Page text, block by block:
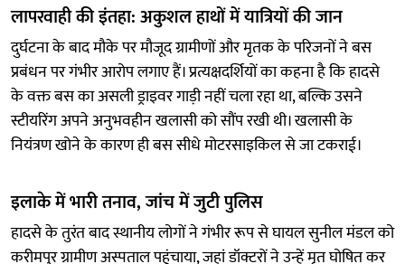
लापरवाही की इंतहा: अकुशल हाथों में यात्रियों की जान
दुर्घटना के बाद मौके पर मौजूद ग्रामीणों और मृतक के परिजनों ने बस
प्रबंधन पर गंभीर आरोप लगाए हैं। प्रत्यक्षदर्शियों का कहना है कि हादसे
के वक्त बस का असली ड्राइवर गाड़ी नहीं चला रहा था, बल्कि उसने
स्टीयरिंग अपने अनुभवहीन खलासी को सौंप रखी थी। खलासी के
नियंत्रण खोने के कारण ही बस सीधे मोटरसाइकिल से जा टकराई।
इलाके में भारी तनाव, जांच में जुटी पुलिस
हादसे के तुरंत बाद स्थानीय लोगों ने गंभीर रूप से घायल सुनील मंडल को
करीमपुर ग्रामीण अस्पताल पहुंचाया, जहां डॉक्टरों ने उन्हें मृत घोषित कर